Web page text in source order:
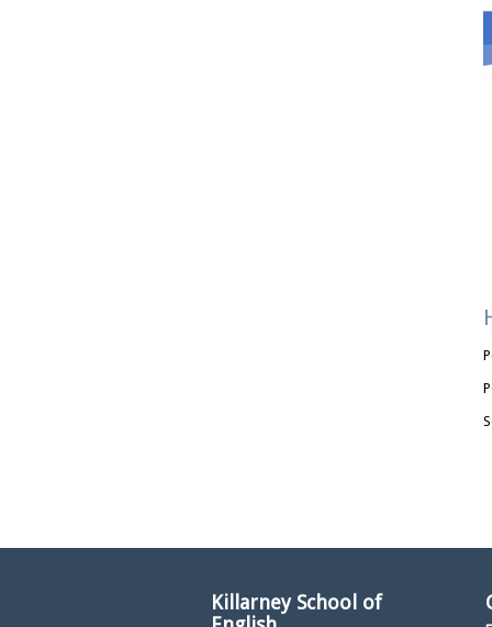
Killarney School of